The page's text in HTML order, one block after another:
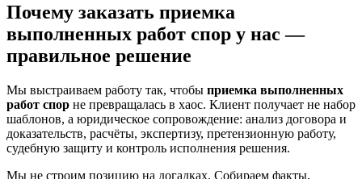
Почему заказать приемка
выполненных работ спор у нас —
правильное решение
Мы выстраиваем работу так, чтобы приемка выполненных
работ спор не превращалась в хаос. Клиент получает не набор
шаблонов, а юридическое сопровождение: анализ договора и
доказательств, расчёты, экспертизу, претензионную работу,
судебную защиту и контроль исполнения решения.
Мы не строим позицию на догадках. Собираем факты,